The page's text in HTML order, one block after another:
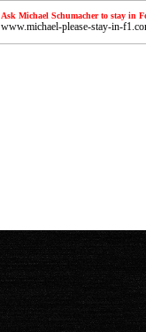
Ask Michael Schumacher to stay in
www.michael-please-stay-in-